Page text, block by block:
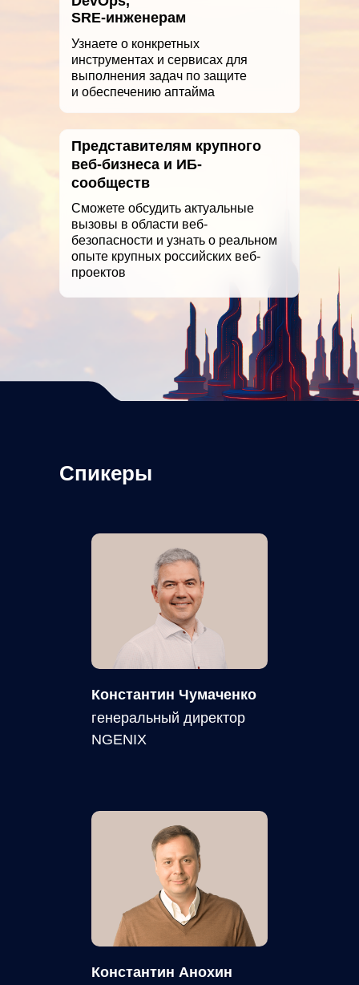
Сможете обсудить актуальные
вызовы в области веб-
безопасности и узнать о реальном
опыте крупных российских веб-
проектов
Представителям крупного
веб-бизнеса и ИБ-
сообществ
Узнаете о конкретных
инструментах и сервисах для
выполнения задач по защите
и обеспечению аптайма
SRE-инженерам
Спикеры
Константин Чумаченко
генеральный директор
NGENIX
Константин Анохин